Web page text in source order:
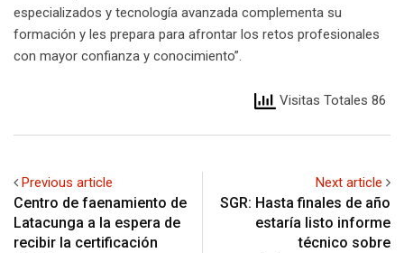
especializados y tecnología avanzada complementa su
formación y les prepara para afrontar los retos profesionales
con mayor confianza y conocimiento”.
Visitas Totales 86
Previous article
Centro de faenamiento de
Latacunga a la espera de
recibir la certificación
Next article
SGR: Hasta finales de año
estaría listo informe
técnico sobre